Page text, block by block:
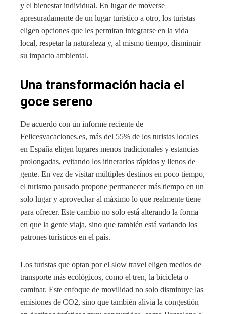
y el bienestar individual. En lugar de moverse
apresuradamente de un lugar turístico a otro, los turistas
eligen opciones que les permitan integrarse en la vida
local, respetar la naturaleza y, al mismo tiempo, disminuir
su impacto ambiental.
Una transformación hacia el
goce sereno
De acuerdo con un informe reciente de
Felicesvacaciones.es, más del 55% de los turistas locales
en España eligen lugares menos tradicionales y estancias
prolongadas, evitando los itinerarios rápidos y llenos de
gente. En vez de visitar múltiples destinos en poco tiempo,
el turismo pausado propone permanecer más tiempo en un
solo lugar y aprovechar al máximo lo que realmente tiene
para ofrecer. Este cambio no solo está alterando la forma
en que la gente viaja, sino que también está variando los
patrones turísticos en el país.
Los turistas que optan por el slow travel eligen medios de
transporte más ecológicos, como el tren, la bicicleta o
caminar. Este enfoque de movilidad no solo disminuye las
emisiones de CO2, sino que también alivia la congestión